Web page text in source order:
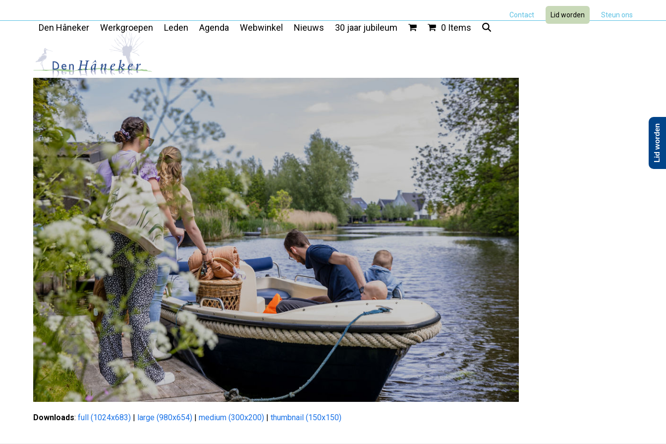
Contact Lid worden Steun ons
Den Hâneker Werkgroepen Leden Agenda Webwinkel Nieuws 30 jaar jubileum 0 Items
Downloads:full (1024x683) | large (980x654) |medium (300x200) |thumbnail (150x150)
Lid worden